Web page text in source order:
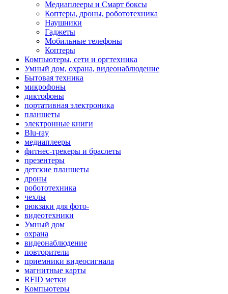
Медиаплееры и Смарт боксы
Коптеры, дроны, робототехника
Наушники
Гаджеты
Мобильные телефоны
Коптеры
Компьютеры, сети и оргтехника
Умный дом, охрана, видеонаблюдение
Бытовая техника
микрофоны
диктофоны
портативная электроника
планшеты
электронные книги
Blu-ray
медиаплееры
фитнес-трекеры и браслеты
презентеры
детские планшеты
дроны
робототехника
чехлы
рюкзаки для фото-
видеотехники
Умный дом
охрана
видеонаблюдение
повторители
приемники видеосигнала
магнитные карты
RFID метки
Компьютеры